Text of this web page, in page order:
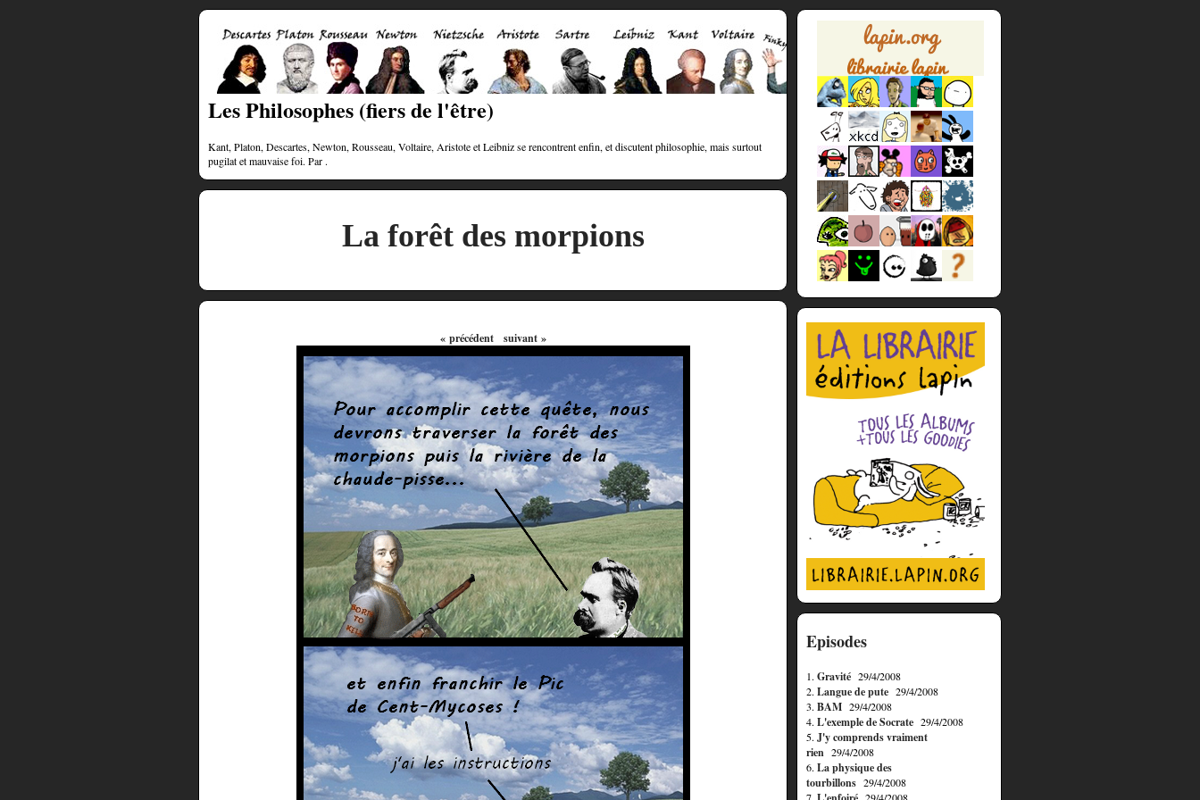
Les Philosophes (fiers de l'être)
Kant, Platon, Descartes, Newton, Rousseau, Voltaire, Aristote et Leibniz se rencontrent enfin, et discutent philosophie, mais surtout
pugilat et mauvaise foi. Par .
La forêt des morpions
« précédent suivant »
Episodes
1. Gravité 29/4/2008
2. Langue de pute 29/4/2008
3. BAM 29/4/2008
4. L'exemple de Socrate 29/4/2008
5. J'y comprends vraiment
rien 29/4/2008
6. La physique des
tourbillons 29/4/2008